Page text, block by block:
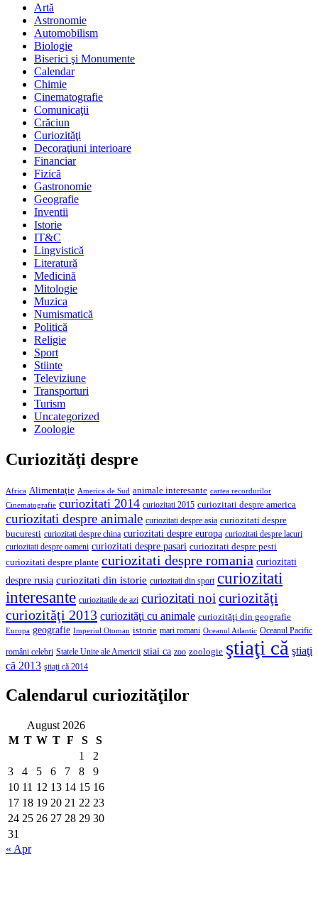
Artă
Astronomie
Automobilism
Biologie
Biserici şi Monumente
Calendar
Chimie
Cinematografie
Comunicaţii
Crăciun
Curiozităţi
Decoraţiuni interioare
Financiar
Fizică
Gastronomie
Geografie
Inventii
Istorie
IT&C
Lingvistică
Literatură
Medicină
Mitologie
Muzica
Numismatică
Politică
Religie
Sport
Stiinte
Televiziune
Transporturi
Turism
Uncategorized
Zoologie
Curiozităţi despre
Africa Alimentaţie America de Sud animale interesante cartea recordurilor
Cinematografie curiozitati 2014 curiozitati 2015 curiozitati despre america
curiozitati despre animale curiozitati despre asia curiozitati despre
bucuresti curiozitati despre china curiozitati despre europa curiozitati despre lacuri
curiozitati despre oameni curiozitati despre pasari curiozitati despre pesti
curiozitati despre plante curiozitati despre romania curiozitati
despre rusia curiozitati din istorie curiozitati din sport curiozitati
interesante curiozitatile de azi curiozitati noi curiozităţi
curiozităţi 2013 curiozităţi cu animale curiozităţi din geografie
Europa geografie Imperiul Otoman istorie mari romani Oceanul Atlantic Oceanul Pacific
români celebri Statele Unite ale Americii stiai ca zoo zoologie ştiaţi că ştiaţi
că 2013 ştiaţi că 2014
Calendarul curiozităţilor
August 2026
M T W T F S
S
1
2
3
4 5 6 7 8
9
10 11 12 13 14 15 16
17 18 19 20 21 22 23
24 25 26 27 28 29 30
31
« Apr